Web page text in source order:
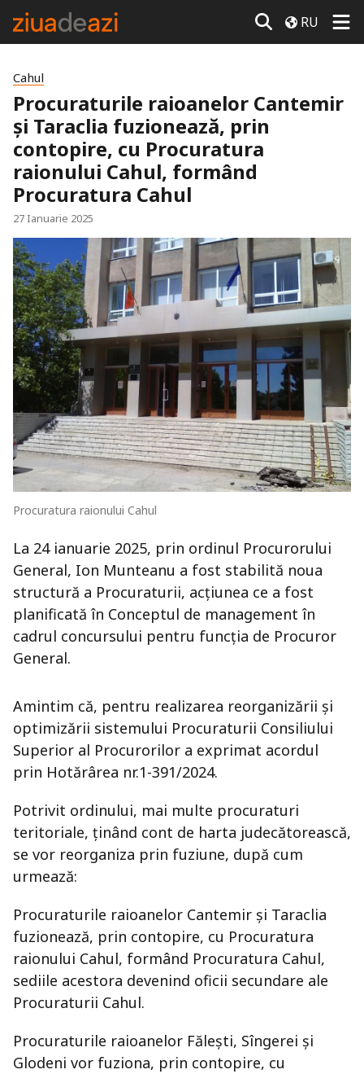
RU
Cahul
Procuraturile raioanelor Cantemir
şi Taraclia fuzionează, prin
contopire, cu Procuratura
raionului Cahul, formând
Procuratura Cahul
27 Ianuarie 2025
Procuratura raionului Cahul
La 24 ianuarie 2025, prin ordinul Procurorului
General, Ion Munteanu a fost stabilită noua
structură a Procuraturii, acțiunea ce a fost
planificată în Conceptul de management în
cadrul concursului pentru funcția de Procuror
General.
Amintim că, pentru realizarea reorganizării și
optimizării sistemului Procuraturii Consiliului
Superior al Procurorilor a exprimat acordul
prin Hotărârea nr.1-391/2024.
Potrivit ordinului, mai multe procuraturi
teritoriale, ținând cont de harta judecătorească,
se vor reorganiza prin fuziune, după cum
urmează:
Procuraturile raioanelor Cantemir şi Taraclia
fuzionează, prin contopire, cu Procuratura
raionului Cahul, formând Procuratura Cahul,
sediile acestora devenind oficii secundare ale
Procuraturii Cahul.
Procuraturile raioanelor Fălești, Sîngerei şi
Glodeni vor fuziona, prin contopire, cu